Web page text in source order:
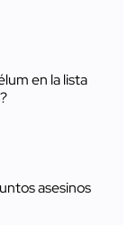
en la lista
asesinos